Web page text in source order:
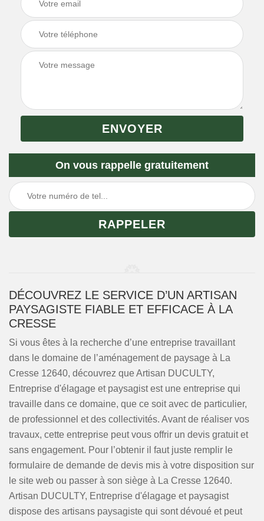
On vous rappelle gratuitement
DÉCOUVREZ LE SERVICE D’UN ARTISAN
PAYSAGISTE FIABLE ET EFFICACE À LA
CRESSE
Si vous êtes à la recherche d’une entreprise travaillant
dans le domaine de l’aménagement de paysage à La
Cresse 12640, découvrez que Artisan DUCULTY,
Entreprise d'élagage et paysagist est une entreprise qui
travaille dans ce domaine, que ce soit avec de particulier,
de professionnel et des collectivités. Avant de réaliser vos
travaux, cette entreprise peut vous offrir un devis gratuit et
sans engagement. Pour l’obtenir il faut juste remplir le
formulaire de demande de devis mis à votre disposition sur
le site web ou passer à son siège à La Cresse 12640.
Artisan DUCULTY, Entreprise d'élagage et paysagist
dispose des artisans paysagiste qui sont dévoué et peut